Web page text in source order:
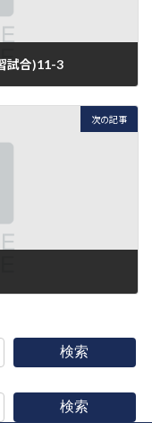
試合)11-3
次の記事
検索
検索